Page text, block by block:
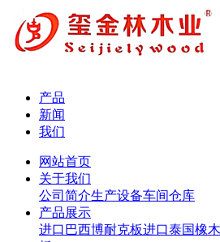
产品
新闻
我们
网站首页
关于我们
公司简介生产设备车间仓库
产品展示
进口巴西博耐克板进口泰国橡木